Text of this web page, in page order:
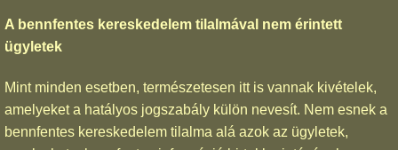
A bennfentes kereskedelem tilalmával nem érintett
ügyletek
Mint minden esetben, természetesen itt is vannak kivételek,
amelyeket a hatályos jogszabály külön nevesít. Nem esnek a
bennfentes kereskedelem tilalma alá azok az ügyletek,